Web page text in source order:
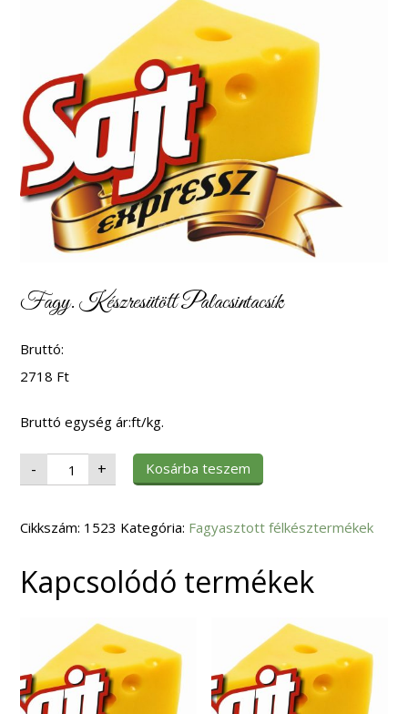
Fagy. Készresütött Palacsintacsík
Bruttó:
2718 Ft
Bruttó egység ár:ft/kg.
- Fagy.
Készresütött
Palacsintacsík
+ Kosárba teszem
Cikkszám: 1523 Kategória: Fagyasztott félkésztermékek
Kapcsolódó termékek